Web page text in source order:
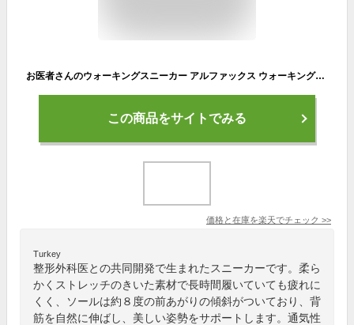
お医者さんのウォーキングスニーカー アルファックス ウォーキングシューズ レディース 靴 スニーカー 体幹 ワイン 反射テープ付き 夜道 ウォーキング シューズ 運動靴 仕事用 通勤 軽量 軽い 柔らかい 脱ぎ履きしやすい ゆったり 通気性 蒸れにくい 女性用
この商品をサイトでみる
価格と在庫を楽天でチェック >>
Turkey
整形外科医との共同開発で生まれたスニーカーです。柔ら
かくストレッチのきいた素材で長時間履いていても疲れに
くく、ソールは約８度の前あがりの傾斜がついており、背
筋を自然に伸ばし、美しい姿勢をサポートします。通気性